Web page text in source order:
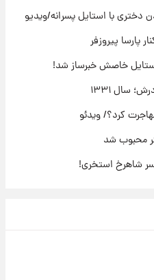
با استایل پسرانه/ویدیو
پارسا پیروزفر
استایل خاصش خبرساز شد!
سال ۱۳۳۱
کرد؟/ ویدئو
محبوب شد
شاهرخ استخری!